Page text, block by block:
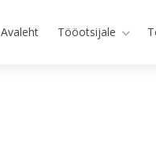
Avaleht Tööotsijale